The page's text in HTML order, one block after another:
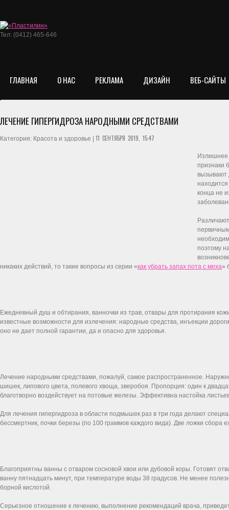
Тел: (0412) 465-646
ГЛАВНАЯ О НАС РЕКЛАМА ДИЗАЙН ВЕБ-САЙТЫ
ЛЕЧЕНИЕ ГИПЕРГИДРОЗА НАРОДНЫМИ СРЕДСТВАМИ
Категория: Красота и здоровье | 11 СЕНТЯБРЯ 2019, 15:47
Излишнее
признаки
вызывают
конца не
поэтому
никаких действий, то такие вопросы из серии «как убрать запах пота с меха»
Ежедневный душ и обтирания, ванночки из трав, отвары для протирания
известные возможности для излечения: народные средства, инъекции
оно не дает полной гарантии, да и опасно для здоровья.
Лечение народными средствами, пожалуй, самое распространенное.
шишек, липового цвета, полевого хвоща, зверобоя. Пропорция: один к
благотворно воздействует на потовые железы. Эффективна настойка
Для лечения гипергидроза в области подмышек раз в три года делают
бессмертник, почки березы (по 100 граммов каждого вида). Две ложки сбора
Благоприятны ванны с отваром сосновой хвои или дубовой коры. Готовят
ванну пятнадцать минут, при температуре воды 38 градусов. Не менее
борной кислотой.
Серьезное отношение к лечению, выполнение рекомендаций врача,